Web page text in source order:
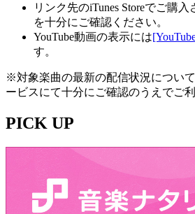
リンク先のiTunes Storeでご購
を十分にご確認ください。
YouTube動画の表示には
す。
※対象楽曲の最新の配信状況につい
ービスにて十分にご確認のうえでご利
PICK UP